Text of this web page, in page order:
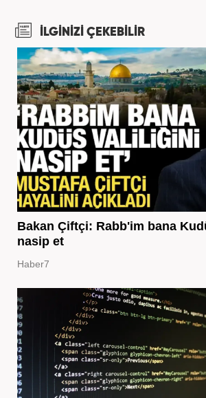
İLGİNİZİ ÇEKEBİLİR
Bakan Çiftçi: Rabb'im bana
nasip et
Haber7